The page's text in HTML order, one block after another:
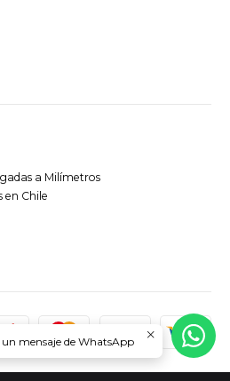
a Milímetros
en Chile
un mensaje de WhatsApp